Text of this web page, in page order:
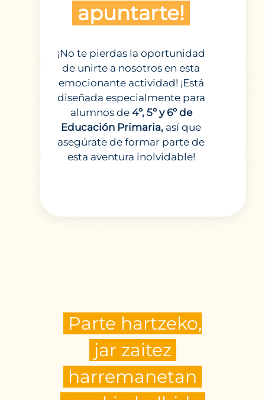
apuntarte!
¡No te pierdas la oportunidad
de unirte a nosotros en esta
emocionante actividad! ¡Está
diseñada especialmente para
alumnos de4º, 5º y 6º de
Educación Primaria, así que
asegúrate de formar parte de
esta aventura inolvidable!
Parte hartzeko,
jar zaitez
harremanetan